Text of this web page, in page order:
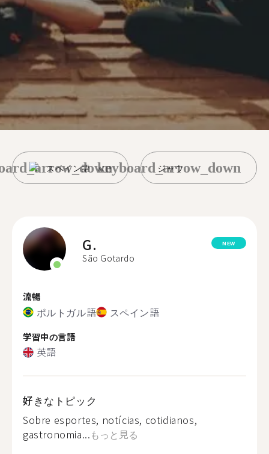
スペイン語 ジャウ
keyboard_arrow_down
G.
São Gotardo
NEW
流暢
ポルトガル語 スペイン語
学習中の言語
英語
好きなトピック
Sobre esportes, notícias, cotidianos,
gastronomia...もっと見る